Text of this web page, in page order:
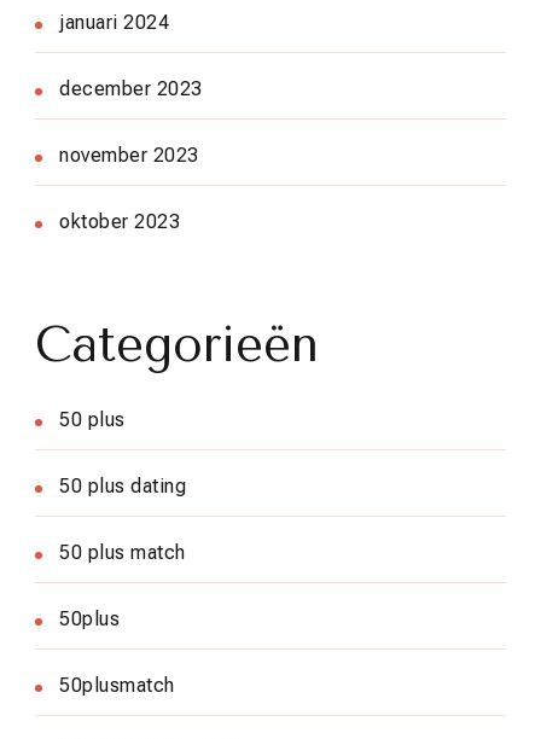
januari 2024
december 2023
november 2023
oktober 2023
Categorieën
50 plus
50 plus dating
50 plus match
50plus
50plusmatch